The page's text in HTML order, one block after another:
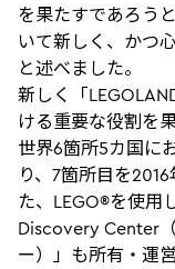
を果たすであろう
いて新しく、かつ
と述べました。
新しく「
ける重要な役割を
世界6箇所5カ国に
り、7箇所目を
た、LEGO®を使用
Discovery Center
ー）」も所有・運